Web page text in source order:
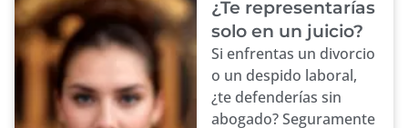
¿Te representarías
solo en un juicio?
Si enfrentas un divorcio
o un despido laboral,
¿te defenderías sin
abogado? Seguramente